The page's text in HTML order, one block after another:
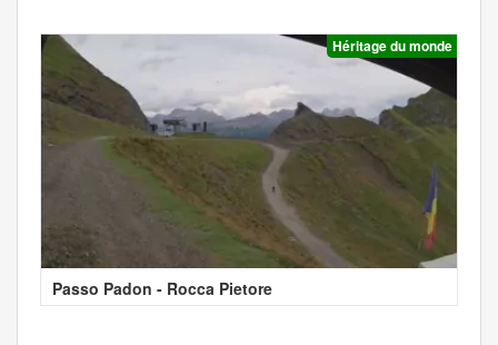
Héritage du monde
Passo Padon - Rocca Pietore